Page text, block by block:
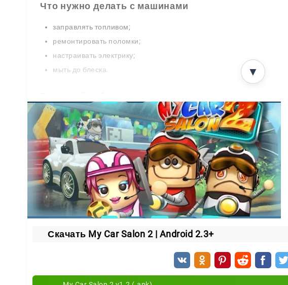
Что нужно делать с машинами
заправлять топливом;
ремонтировать поломки;
настраивать электрику;
мыть до блеска.
За каждую услугу клиенты платят деньги. На заработанное вы
нанимаете новых работников;
покупаете дополнительное оборудование для ремонта;
улучшаете технику, которая у вас уже есть.
Обслуживайте машины, зарабатывайте деньги и превращайте
▼
Скачать My Car Salon 2 | Android 2.3+